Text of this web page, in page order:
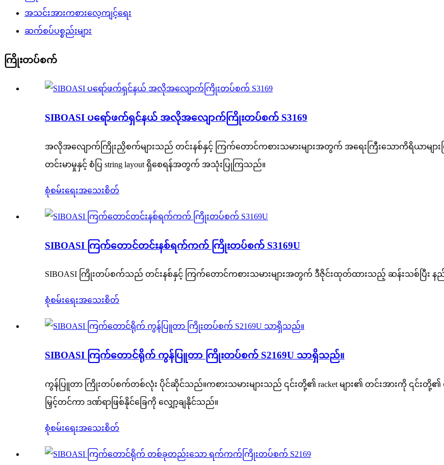
အသင်းအားကစားလေ့ကျင့်ရေး
ဆက်စပ်ပစ္စည်းများ
ကြိုးတပ်စက်
SIBOASI ပရော်ဖက်ရှင်နယ် အလိုအလျောက်ကြိုးတပ်စက် S3169
အလိုအလျောက်ကြိုးညှိစက်များသည် တင်းနစ်နှင့် ကြက်တောင်ကစားသမားများအတွက် အရေးကြီးသောကိရိယာမျ
တင်းမာမှုနှင့် စံပြ string layout ရှိစေရန်အတွက် အသုံးပြုကြသည်။
စုံစမ်းရေးအသေးစိတ်
SIBOASI ကြက်တောင်တင်းနစ်ရက်ကက် ကြိုးတပ်စက် S3169U
SIBOASI ကြိုးတပ်စက်သည် တင်းနစ်နှင့် ကြက်တောင်ကစားသမားများအတွက် ဒီဇိုင်းထုတ်ထားသည့် ဆန်းသစ်ပြီ
စုံစမ်းရေးအသေးစိတ်
SIBOASI ကြက်တောင်ရိုက် ကွန်ပြူတာ ကြိုးတပ်စက် S2169U သာရှိသည်။
ကွန်ပြူတာ ကြိုးတပ်စက်တစ်လုံး ပိုင်ဆိုင်သည်။ကစားသမားများသည် ၎င်းတို့၏ racket များ၏ တင်းအားကို ၎င်းတို့
မြှင့်တင်ကာ ဒဏ်ရာဖြစ်နိုင်ခြေကို လျှော့ချနိုင်သည်။
စုံစမ်းရေးအသေးစိတ်